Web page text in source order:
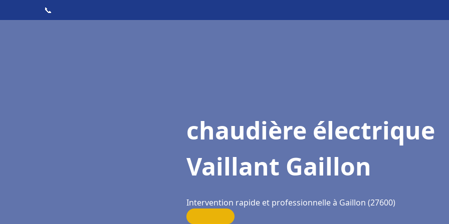
📞
chaudière électrique
Vaillant Gaillon
Intervention rapide et professionnelle à Gaillon (27600)